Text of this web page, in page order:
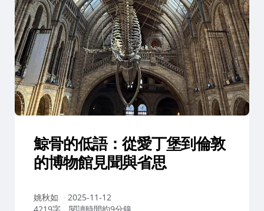
鯨骨的低語：從愛丁堡到倫敦
的博物館見聞與省思
作
者：
姚秋如
2025-11-12
4219字，閱讀時間約9分鐘